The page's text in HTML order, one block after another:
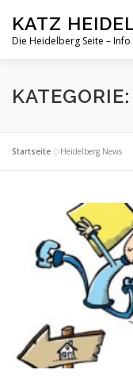
Inhalt
springen
KATZ
Die Heidelberg Seite –
KATEGORIE:
Startseite »Heidelberg News